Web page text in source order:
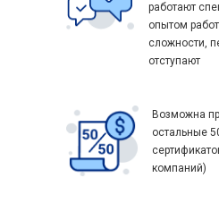
Возможна
остальные
компаний)
работают
опытом
сложности,
отступают